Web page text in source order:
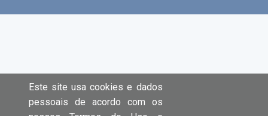
Este site usa cookies e dados
pessoais de acordo com os